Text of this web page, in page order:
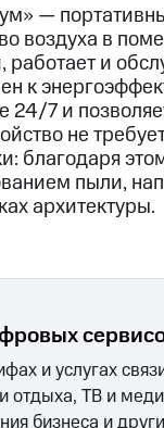
—
воздуха в
работает и
к
24/7 и
не
благодаря
пыли,
архитектуры.
и услугах
ТВ и